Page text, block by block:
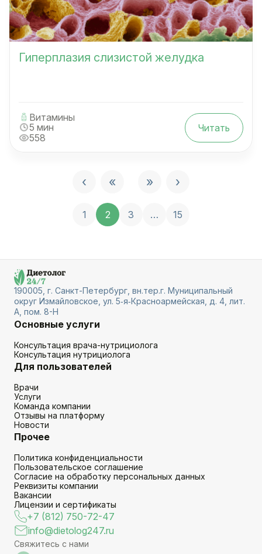
Гиперплазия слизистой желудка
Витамины
5 мин
558
Читать
«
‹
1 2 3 … 15
›
»
190005, г. Санкт-Петербург, вн.тер.г. Муниципальный
округ Измайловское, ул. 5‑я‑Красноармейская, д. 4, лит.
А, пом. 8-Н
Основные услуги
Консультация врача-нутрициолога
Консультация нутрициолога
Для пользователей
Врачи
Услуги
Команда компании
Отзывы на платформу
Новости
Прочее
Политика конфиденциальности
Пользовательское соглашение
Согласие на обработку персональных данных
Реквизиты компании
Вакансии
Лицензии и сертификаты
+7 (812) 750-72-47
info@dietolog247.ru
Свяжитесь с нами